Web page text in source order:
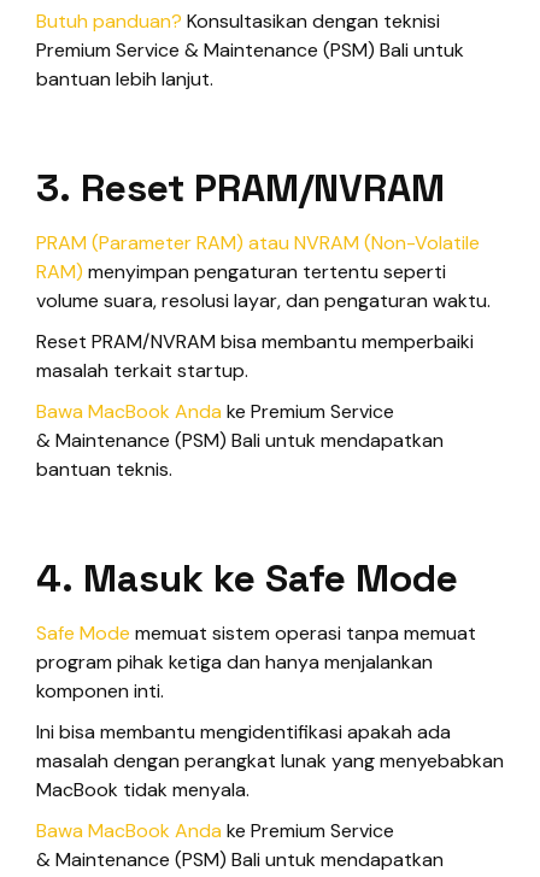
Butuh panduan? Konsultasikan dengan teknisi
Premium Service & Maintenance (PSM) Bali untuk
bantuan lebih lanjut.
3. Reset PRAM/NVRAM
PRAM (Parameter RAM) atau NVRAM (Non-Volatile
RAM) menyimpan pengaturan tertentu seperti
volume suara, resolusi layar, dan pengaturan waktu.
Reset PRAM/NVRAM bisa membantu memperbaiki
masalah terkait startup.
Bawa MacBook Anda ke Premium Service
& Maintenance (PSM) Bali untuk mendapatkan
bantuan teknis.
4. Masuk ke Safe Mode
Safe Mode memuat sistem operasi tanpa memuat
program pihak ketiga dan hanya menjalankan
komponen inti.
Ini bisa membantu mengidentifikasi apakah ada
masalah dengan perangkat lunak yang menyebabkan
MacBook tidak menyala.
Bawa MacBook Anda ke Premium Service
& Maintenance (PSM) Bali untuk mendapatkan